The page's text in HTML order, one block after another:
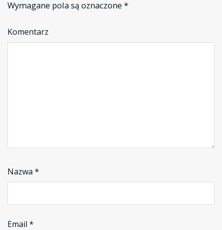
Wymagane pola są oznaczone *
Komentarz
Nazwa *
Email *